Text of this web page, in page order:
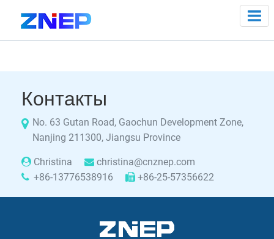
Контакты
No. 63 Gutan Road, Gaochun Development Zone,
Nanjing 211300, Jiangsu Province
Christina
christina@cnznep.com
+86-13776538916
+86-25-57356622